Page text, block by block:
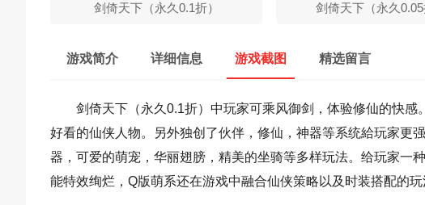
剑倚天下（永久0.1折） 剑倚天下（永久0.05
游戏简介 详细信息 游戏截图 精选留言
剑倚天下（永久0.1折）中玩家可乘风御剑，体验修仙的快
好看的仙侠人物。另外独创了伙伴，修仙，神器等系统給玩家更
器，可爱的萌宠，华丽翅膀，精美的坐骑等多样玩法。给玩家一
能特效绚烂，Q版萌系还在游戏中融合仙侠策略以及时装搭配的玩